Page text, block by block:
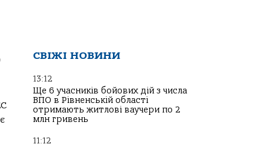
СВІЖІ НОВИНИ
13:12
Ще 6 учасників бойових дій з числа
ВПО в Рівненській області
отримають житлові ваучери по 2
млн гривень
11:12